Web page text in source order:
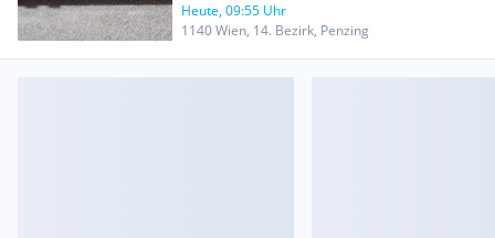
Heute, 09:55 Uhr
1140 Wien, 14. Bezirk, Penzing